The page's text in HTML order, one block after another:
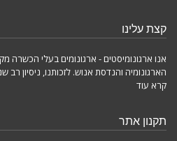
קצת עלינו
אנו ארגונומיסטים - ארגונומים בעלי הכשרה
הארגונומיה והנדסת אנוש. לזכותנו, ניסיון רב
קרא עוד
תקנון אתר